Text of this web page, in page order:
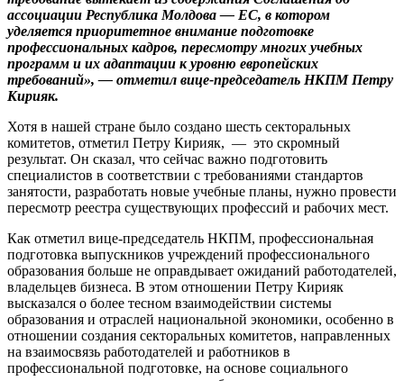
ассоциации Республика Молдова — ЕС, в котором
уделяется приоритетное внимание подготовке
профессиональных кадров, пересмотру многих учебных
программ и их адаптации к уровню европейских
требований», — отметил вице-председатель НКПМ Петру
Кирияк.
Хотя в нашей стране было создано шесть секторальных
комитетов, отметил Петру Кирияк, — это скромный
результат. Он сказал, что сейчас важно подготовить
специалистов в соответствии с требованиями стандартов
занятости, разработать новые учебные планы, нужно провести
пересмотр реестра существующих профессий и рабочих мест.
Как отметил вице-председатель НКПМ, профессиональная
подготовка выпускников учреждений профессионального
образования больше не оправдывает ожиданий работодателей,
владельцев бизнеса. В этом отношении Петру Кирияк
высказался о более тесном взаимодействии системы
образования и отраслей национальной экономики, особенно в
отношении создания секторальных комитетов, направленных
на взаимосвязь работодателей и работников в
профессиональной подготовке, на основе социального